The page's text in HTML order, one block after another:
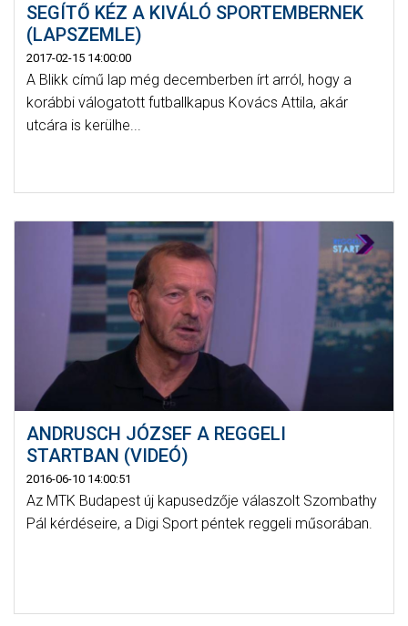
SEGÍTŐ KÉZ A KIVÁLÓ SPORTEMBERNEK
(LAPSZEMLE)
2017-02-15 14:00:00
A Blikk című lap még decemberben írt arról, hogy a
korábbi válogatott futballkapus Kovács Attila, akár
utcára is kerülhe...
ANDRUSCH JÓZSEF A REGGELI
STARTBAN (VIDEÓ)
2016-06-10 14:00:51
Az MTK Budapest új kapusedzője válaszolt Szombathy
Pál kérdéseire, a Digi Sport péntek reggeli műsorában.